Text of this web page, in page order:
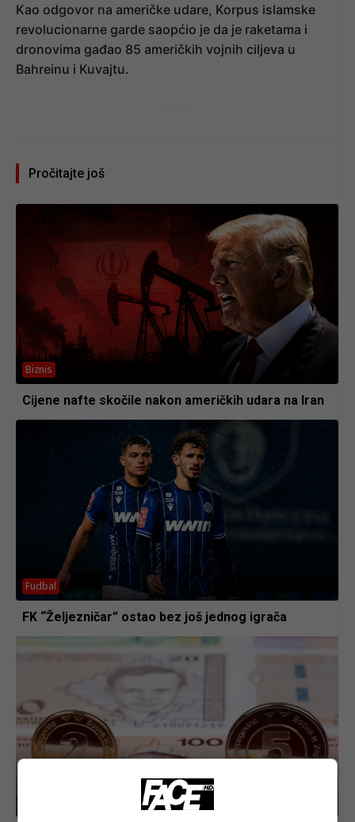
Kao odgovor na američke udare, Korpus islamske
revolucionarne garde saopćio je da je raketama i
dronovima gađao 85 američkih vojnih ciljeva u
Bahreinu i Kuvajtu.
Pročitajte još
Biznis
Cijene nafte skočile nakon američkih udara na Iran
Fudbal
FK “Željezničar” ostao bez još jednog igrača